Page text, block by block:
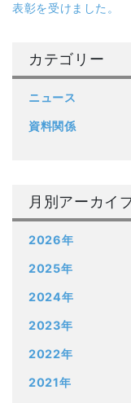
表彰を受けました。
カテゴリー
ニュース
資料関係
月別アーカイ
2026年
2025年
2024年
2023年
2022年
2021年